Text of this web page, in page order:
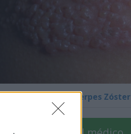
Fotos de Herpes Zóster